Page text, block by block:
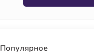
Популярное